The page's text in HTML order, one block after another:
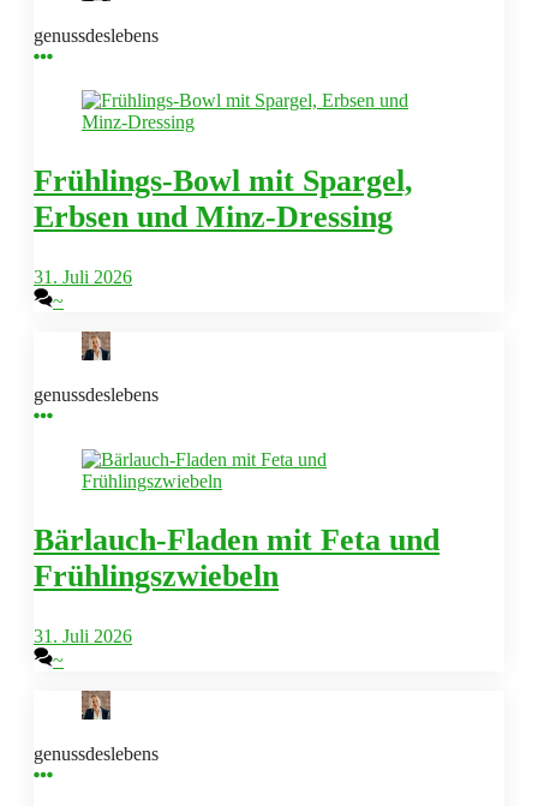
genussdeslebens
Frühlings-Bowl mit Spargel,
Erbsen und Minz-Dressing
31. Juli 2026
~
genussdeslebens
Bärlauch-Fladen mit Feta und
Frühlingszwiebeln
31. Juli 2026
~
genussdeslebens